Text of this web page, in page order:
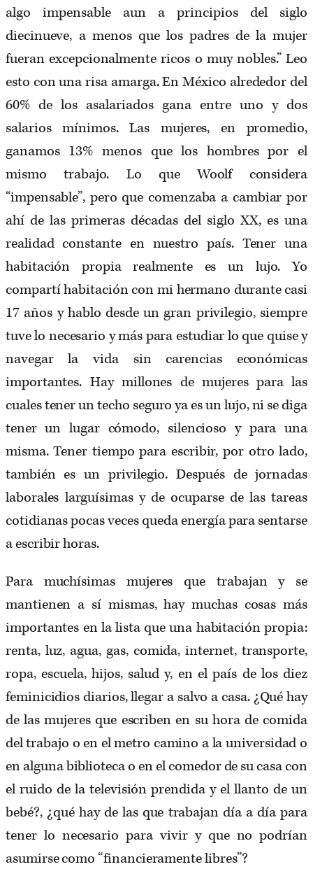
algo impensable aun a principios del siglo
diecinueve, a menos que los padres de la mujer
fueran excepcionalmente ricos o muy nobles.” Leo
esto con una risa amarga. En México alrededor del
60% de los asalariados gana entre uno y dos
salarios mínimos. Las mujeres, en promedio,
ganamos 13% menos que los hombres por el
mismo trabajo. Lo que Woolf considera
“impensable”, pero que comenzaba a cambiar por
ahí de las primeras décadas del siglo XX, es una
realidad constante en nuestro país. Tener una
habitación propia realmente es un lujo. Yo
compartí habitación con mi hermano durante casi
17 años y hablo desde un gran privilegio, siempre
tuve lo necesario y más para estudiar lo que quise y
navegar la vida sin carencias económicas
importantes. Hay millones de mujeres para las
cuales tener un techo seguro ya es un lujo, ni se diga
tener un lugar cómodo, silencioso y para una
misma. Tener tiempo para escribir, por otro lado,
también es un privilegio. Después de jornadas
laborales larguísimas y de ocuparse de las tareas
cotidianas pocas veces queda energía para sentarse
a escribir horas.
Para muchísimas mujeres que trabajan y se
mantienen a sí mismas, hay muchas cosas más
importantes en la lista que una habitación propia:
renta, luz, agua, gas, comida, internet, transporte,
ropa, escuela, hijos, salud y, en el país de los diez
feminicidios diarios, llegar a salvo a casa. ¿Qué hay
de las mujeres que escriben en su hora de comida
del trabajo o en el metro camino a la universidad o
en alguna biblioteca o en el comedor de su casa con
el ruido de la televisión prendida y el llanto de un
bebé?, ¿qué hay de las que trabajan día a día para
tener lo necesario para vivir y que no podrían
asumirse como “financieramente libres”?